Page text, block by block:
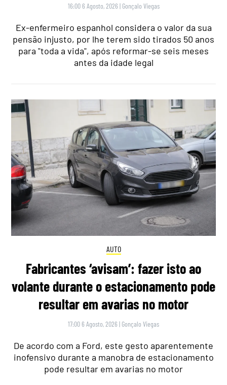
16:00 6 Agosto, 2026 | Gonçalo Viegas
Ex-enfermeiro espanhol considera o valor da sua
pensão injusto, por lhe terem sido tirados 50 anos
para "toda a vida", após reformar-se seis meses
antes da idade legal
AUTO
Fabricantes ‘avisam’: fazer isto ao
volante durante o estacionamento pode
resultar em avarias no motor
17:00 6 Agosto, 2026 | Gonçalo Viegas
De acordo com a Ford, este gesto aparentemente
inofensivo durante a manobra de estacionamento
pode resultar em avarias no motor